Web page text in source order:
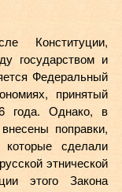
Конституции,
государством и
Федеральный
принятый
года. Однако, в
поправки,
сделали
этнической
этого Закона